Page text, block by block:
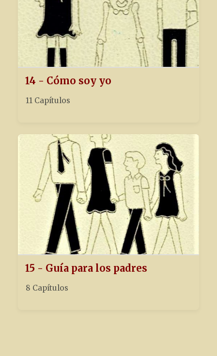
14 - Cómo soy yo
11 Capítulos
15 - Guía para los padres
8 Capítulos